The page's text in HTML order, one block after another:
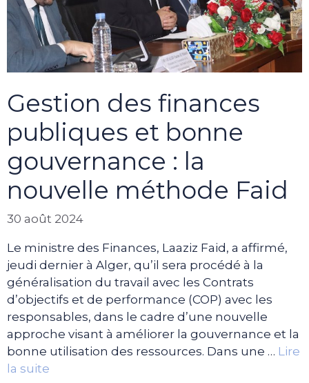
Gestion des finances
publiques et bonne
gouvernance : la
nouvelle méthode Faid
30 août 2024
Le ministre des Finances, Laaziz Faid, a affirmé,
jeudi dernier à Alger, qu’il sera procédé à la
généralisation du travail avec les Contrats
d’objectifs et de performance (COP) avec les
responsables, dans le cadre d’une nouvelle
approche visant à améliorer la gouvernance et la
bonne utilisation des ressources. Dans une … Lire
la suite